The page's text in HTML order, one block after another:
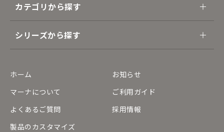
カテゴリから探す
シリーズから探す
ホーム
お知らせ
マーナについて
ご利用ガイド
よくあるご質問
採用情報
製品のカスタマイズ